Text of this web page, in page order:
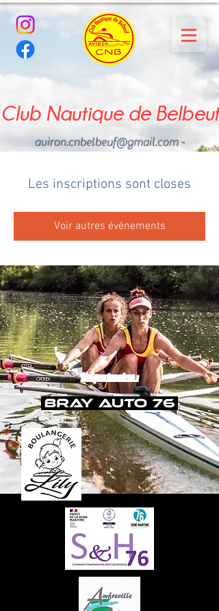
Club Nautique de Belbeuf
aviron.cnbelbeuf@gmail.com-
Les inscriptions sont closes
Voir autres événements
Nos partenaires :